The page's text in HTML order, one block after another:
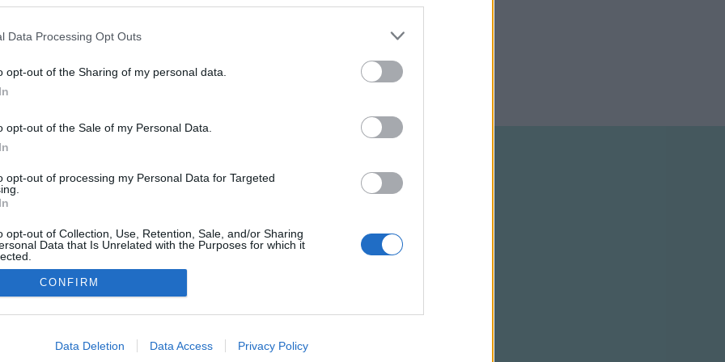
Data Processing Opt Outs
opt-out of the Sharing of my personal data.
opt-out of the Sale of my Personal Data.
opt-out of processing my Personal Data for Targeted
opt-out of Collection, Use, Retention, Sale, and/or Sharing
Data that Is Unrelated with the Purposes for which it
allow Google to enable storage related to advertising like cookies on
CONFIRM
Data Deletion Data Access Privacy Policy
- hírösszefoglalónk.
hónapok streames tapasztalatairól,
valamint saját rendezése, a Jurányiban
kerüléséről is.
HIRDETÉSI INFORMÁCIÓK FELHASZNÁLÁSI FELTÉTELEK